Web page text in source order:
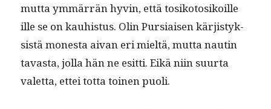
mut­ta ymmär­rän hyvin, että tosiko­to­sikoille
ille se on kauhis­tus. Olin Pur­si­aisen kär­jistyk­
sistä mon­es­ta aivan eri mieltä, mut­ta nautin
tavas­ta, jol­la hän ne esit­ti. Eikä niin suur­ta
valet­ta, ettei tot­ta toinen puoli.